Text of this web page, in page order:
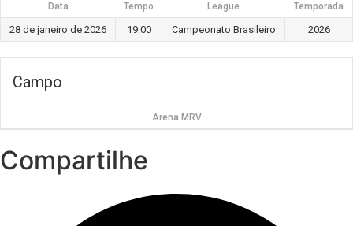
Data Tempo League Temporada
28 de janeiro de 2026 19:00 Campeonato Brasileiro 2026
Campo
Arena MRV
Compartilhe